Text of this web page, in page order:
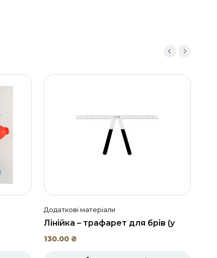
Додаткові матеріали
Лінійка – трафарет для брів (у
футлярі)
130.00 ₴